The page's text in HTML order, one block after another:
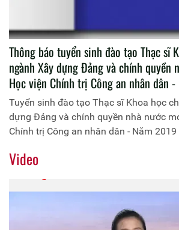
Thông báo tuyển sinh đào tạo Thạc sĩ
ngành Xây dựng Đảng và chính quyền
Học viện Chính trị Công an nhân dân
Tuyển sinh đào tạo Thạc sĩ Khoa học
dựng Đảng và chính quyền nhà nước
Chính trị Công an nhân dân - Năm 2019
Video